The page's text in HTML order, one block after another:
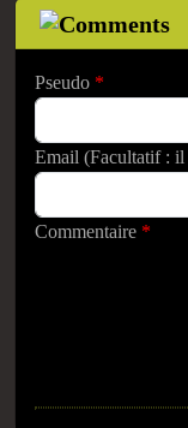
Pseudo *
Email (Facultatif : il
Commentaire *